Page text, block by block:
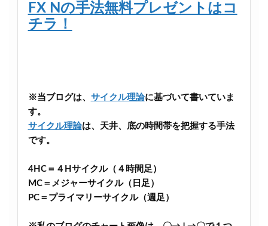
FX Nの手法無料プレゼントはコ
チラ！
※当ブログは、 サイクル理論に基づいて書いていま
す。
サイクル理論は、天井、底の時間帯を把握する手法
です。
4HC＝４Hサイクル（４時間足）
MC＝メジャーサイクル（日足）
PC＝プライマリーサイクル（週足）